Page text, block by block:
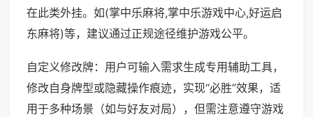
在此类外挂。如(掌中乐麻将,掌中乐游戏中心,好运启
东麻将)等，建议通过正规途径维护游戏公平。
自定义修改牌：用户可输入需求生成专用辅助工具，
修改自身牌型或隐藏操作痕迹，实现“必胜”效果，适
用于多种场景（如与好友对局），但需注意遵守游戏